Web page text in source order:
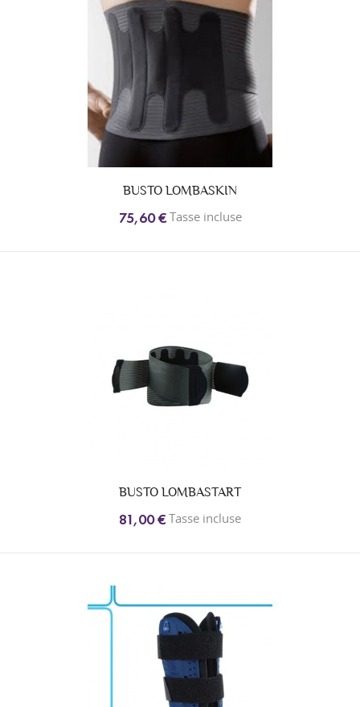
BUSTO LOMBASKIN
75,60 €Tasse incluse
BUSTO LOMBASTART
81,00 € Tasse incluse